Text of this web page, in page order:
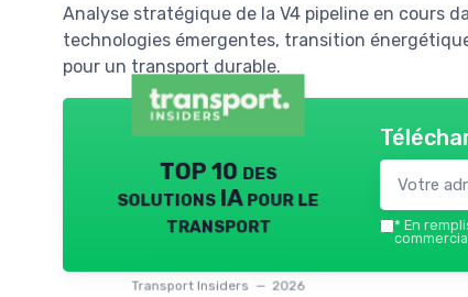
Analyse stratégique de la V4 pipeline en cours
technologies émergentes, transition
pour un transport durable.
TOP 10 des
solutions IA pour le
transport
Transport Insiders — 2026
* En